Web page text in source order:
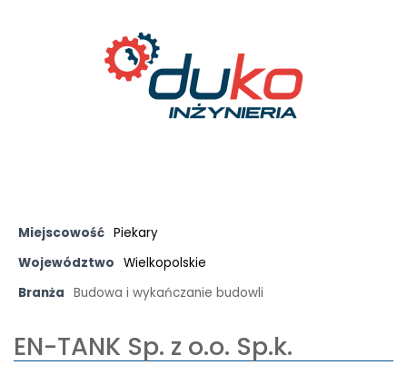
Miejscowość Piekary
Województwo Wielkopolskie
Branża Budowa i wykańczanie budowli
EN-TANK Sp. z o.o. Sp.k.